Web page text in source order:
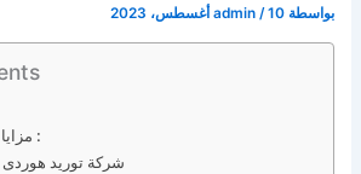
بواسطة admin /10 أغسطس، 2023
مزايا هوردي البوليسترين :
شركة توريد